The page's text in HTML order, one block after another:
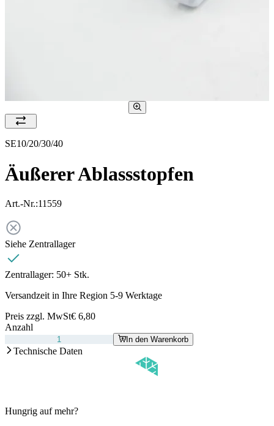
SE10/20/30/40
Äußerer Ablassstopfen
Art.-Nr.:11559
Siehe Zentrallager
Zentrallager: 50+ Stk.
Versandzeit in Ihre Region 5-9 Werktage
Preis zzgl. MwSt€ 6,80
Anzahl
In den Warenkorb
Technische Daten
Hungrig auf mehr?